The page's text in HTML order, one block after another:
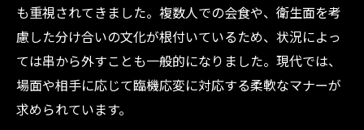
も重視されてきました。複数人での会食や、衛生面を考
慮した分け合いの文化が根付いているため、状況によっ
ては串から外すことも一般的になりました。現代では、
場面や相手に応じて臨機応変に対応する柔軟なマナーが
求められています。